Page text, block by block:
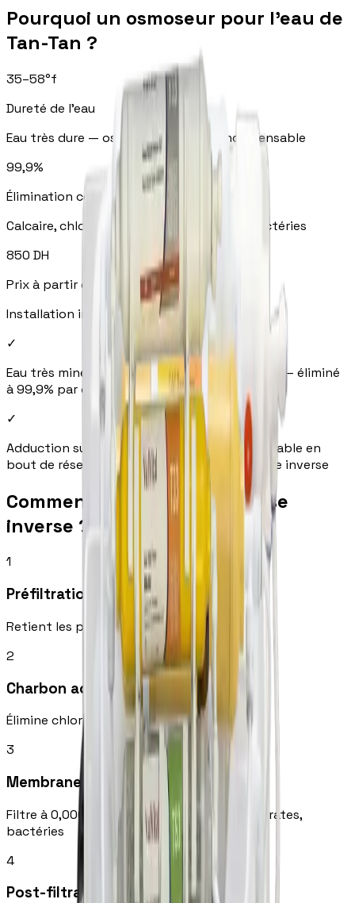
Pourquoi un osmoseur pour l'eau de
Tan-Tan ?
35–58°f
Dureté de l'eau
Eau très dure — osmoseur 7 étapes indispensable
99,9%
Élimination contaminants
Calcaire, chlore, nitrates, métaux lourds, bactéries
850 DH
Prix à partir de
Installation incluse — aucun frais cachés
✓
Eau très minéralisée — région sub-saharienne
— éliminé
à 99,9% par osmose inverse
✓
Adduction sur longue distance — qualité variable en
bout de réseau
éliminé à 99,9% par osmose inverse
Comment fonctionne l'osmose
inverse ?
1
Préfiltration sédiments
Retient les particules, sable, rouille visibles
2
Charbon actif
Élimine chlore, herbicides, goût et odeur
3
Membrane RO
Filtre à 0,0001 micron — élimine calcaire, nitrates,
bactéries
4
Post-filtration carbone